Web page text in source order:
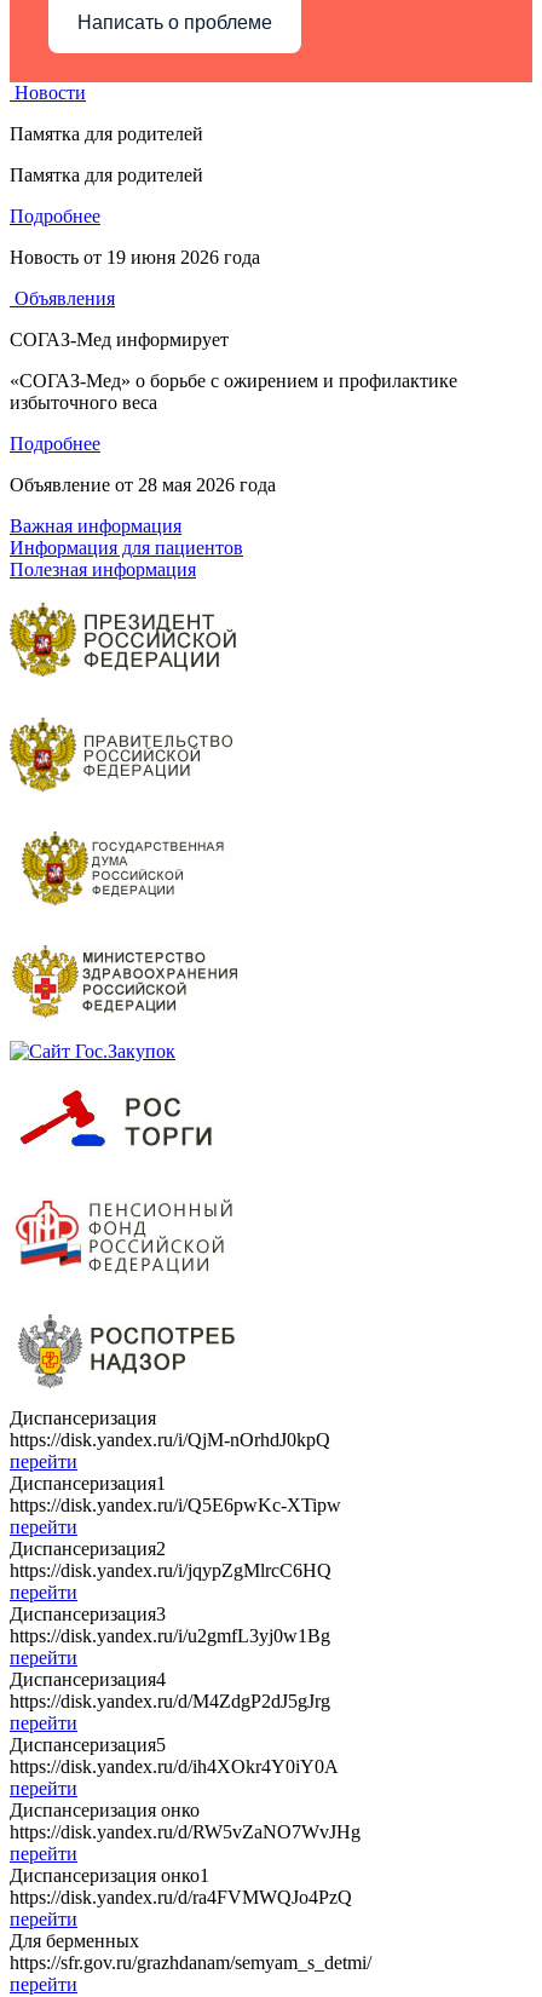
Написать о проблеме
Новости
Памятка для родителей
Памятка для родителей
Подробнее
Новость от 19 июня 2026 года
Объявления
СОГАЗ-Мед информирует
«СОГАЗ-Мед» о борьбе с ожирением и профилактике
избыточного веса
Подробнее
Объявление от 28 мая 2026 года
Важная информация
Информация для пациентов
Полезная информация
Диспансеризация
https://disk.yandex.ru/i/QjM-nOrhdJ0kpQ
перейти
Диспансеризация1
https://disk.yandex.ru/i/Q5E6pwKc-XTipw
перейти
Диспансеризация2
https://disk.yandex.ru/i/jqypZgMlrcC6HQ
перейти
Диспансеризация3
https://disk.yandex.ru/i/u2gmfL3yj0w1Bg
перейти
Диспансеризация4
https://disk.yandex.ru/d/M4ZdgP2dJ5gJrg
перейти
Диспансеризация5
https://disk.yandex.ru/d/ih4XOkr4Y0iY0A
перейти
Диспансеризация онко
https://disk.yandex.ru/d/RW5vZaNO7WvJHg
перейти
Диспансеризация онко1
https://disk.yandex.ru/d/ra4FVMWQJo4PzQ
перейти
Для берменных
https://sfr.gov.ru/grazhdanam/semyam_s_detmi/
перейти